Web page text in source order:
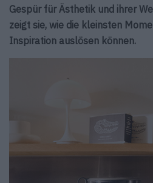
Gespür für Ästhetik und ihrer
zeigt sie, wie die kleinsten
Inspiration auslösen können.